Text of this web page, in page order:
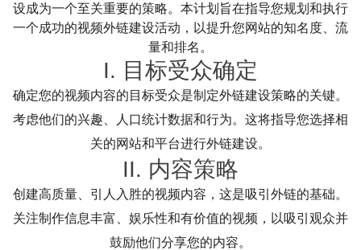
设成为一个至关重要的策略。本计划旨在指导您规划和执行
一个成功的视频外链建设活动，以提升您网站的知名度、流
量和排名。
I. 目标受众确定
确定您的视频内容的目标受众是制定外链建设策略的关键。
考虑他们的兴趣、人口统计数据和行为。这将指导您选择相
关的网站和平台进行外链建设。
II. 内容策略
创建高质量、引人入胜的视频内容，这是吸引外链的基础。
关注制作信息丰富、娱乐性和有价值的视频，以吸引观众并
鼓励他们分享您的内容。